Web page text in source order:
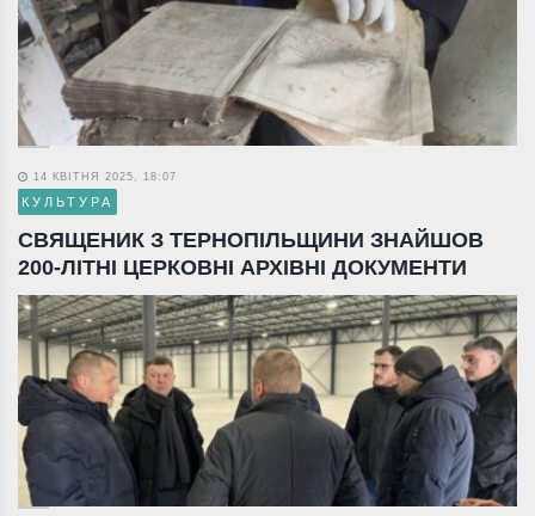
14 КВІТНЯ 2025, 18:07
КУЛЬТУРА
СВЯЩЕНИК З ТЕРНОПІЛЬЩИНИ ЗНАЙШОВ
200-ЛІТНІ ЦЕРКОВНІ АРХІВНІ ДОКУМЕНТИ